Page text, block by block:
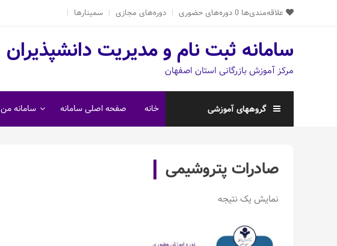
علاقه‌مندی‌ها 0دوره‌های حضوری دوره‌های مجازی سمینارها
سامانه ثبت نام و مدیریت دانشپذیران
مرکز آموزش بازرگانی استان اصفهان
گروههای آموزشی خانه صفحه اصلی سامانه سامانه من
صادرات پتروشیمی
نمایش یک نتیجه